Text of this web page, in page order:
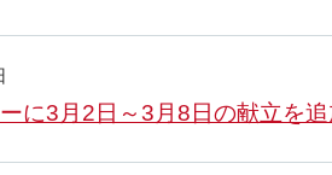
に3月2日～3月8日の献立を追